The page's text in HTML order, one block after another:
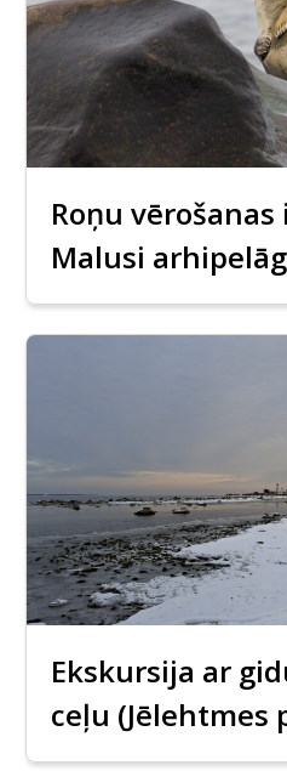
Roņu
Malusi
Ekskursija ar
ceļu (Jēlehtmes